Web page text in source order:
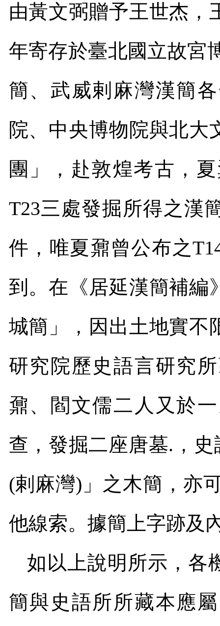
由黃文弼贈予王世杰，
年寄存於臺北國立故宮
簡、武威剌麻灣漢簡
院、中央博物院與北大
團」，赴敦煌考古，
T23三處發掘所得之漢
件，唯夏鼐曾公布之
到。在《居延漢簡補編
城簡」，因出土地實不
研究院歷史語言研究
鼐、閻文儒二人又於
查，發掘二座唐墓. ，
(剌麻灣) 」之木簡，亦
他線索。據簡上字跡及
如以上說明所示，各
簡與史語所所藏本應